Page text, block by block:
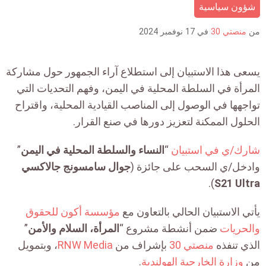
شؤون سياسية
من منصتي 30 في 17 نوفمبر 2024
يسعى هذا الاستبيان إلى استطلاع آراء الجمهور حول مشاركة
المرأة في السلطة المحلية في اليمن، وفهم التحديات التي
تواجهها في الوصول إلى المناصب القيادية المحلية، واقتراح
الحلول الممكنة لتعزيز دورها في صنع القرار.
شارك/ي في استبيان “النساء والسلطة المحلية في اليمن”
وادخل/ي السحب على جائزة (جوال سامسونج جالاكسي
S21 Ultra
).
يأتي الاستبيان الحالي بالتعاون مع مؤسسة أكون للحقوق
والحريات ضمن أنشطة مشروع “المرأة، السلام والأمن”
الذي تنفذه منصتي 30 بإشراف من RNW Media، وبتمويل
من وزارة الخارجية الهولندية.